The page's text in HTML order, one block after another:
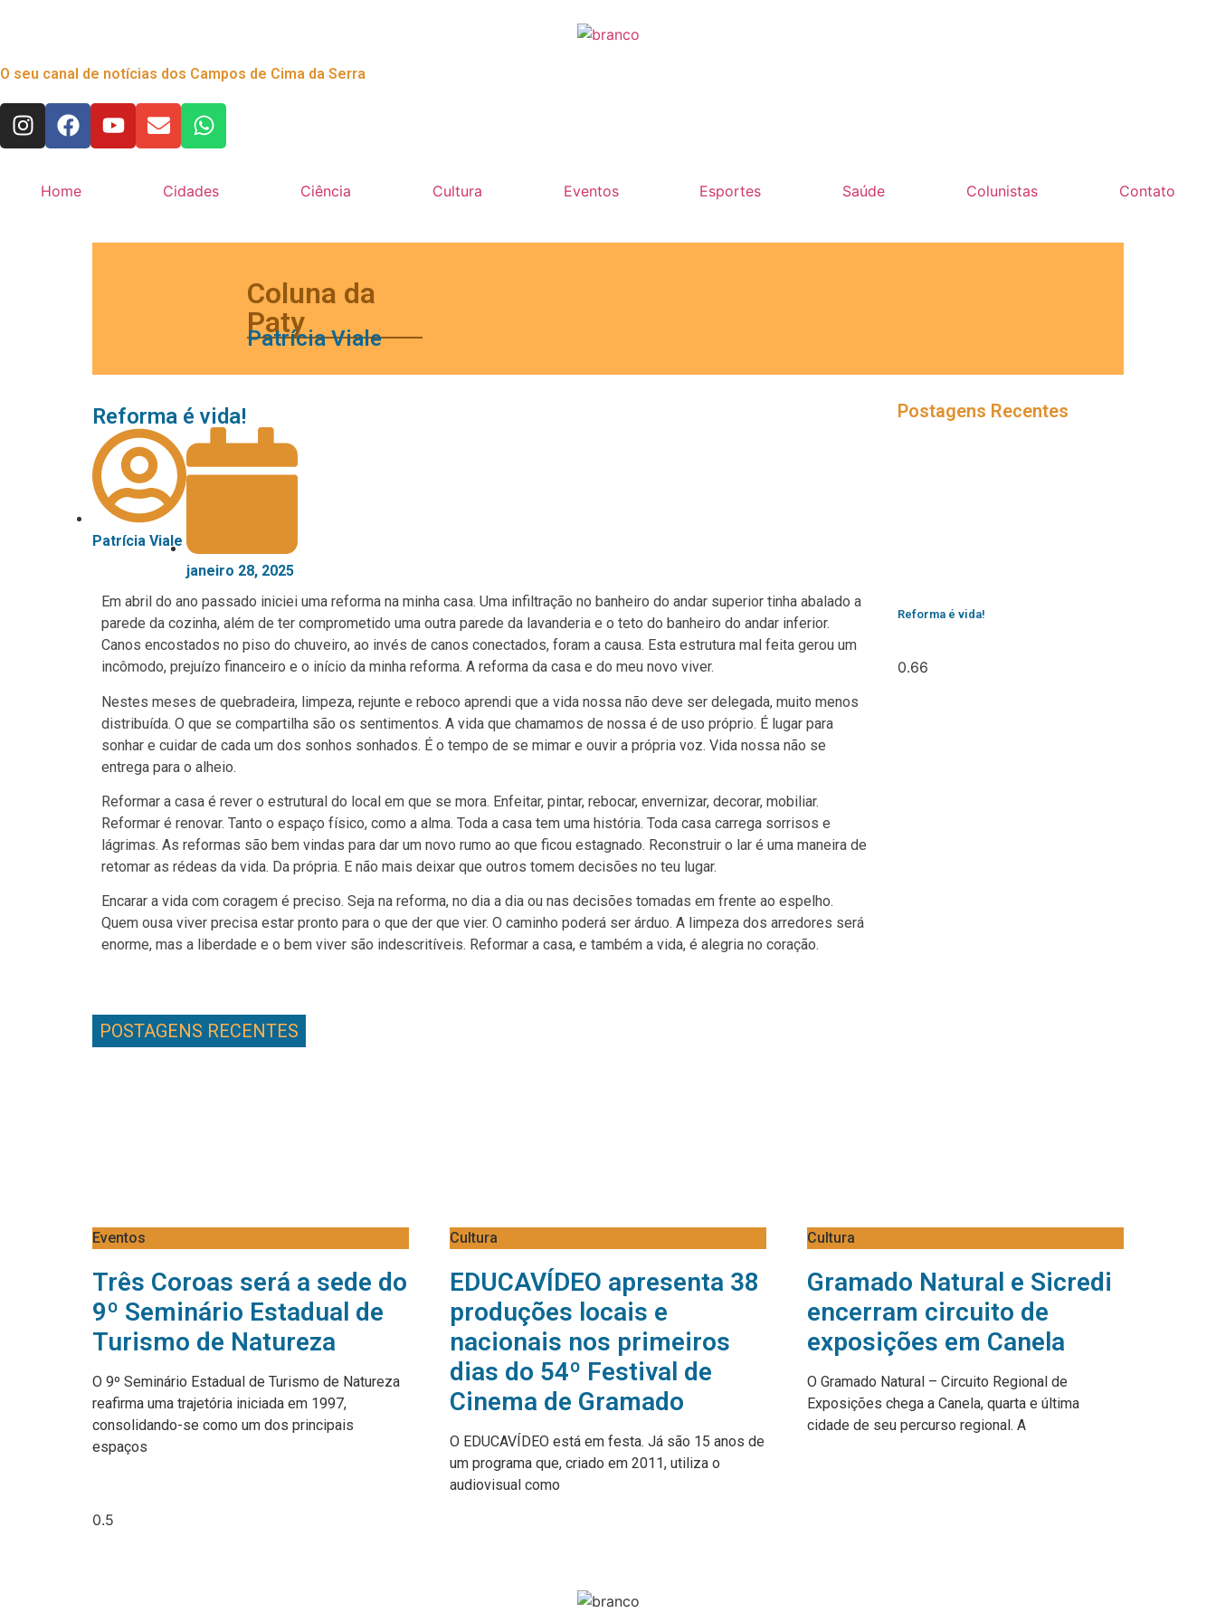
O seu canal de notícias dos Campos de Cima da Serra
Home Cidades Ciência Cultura Eventos Esportes Saúde Colunistas Contato
Coluna da
Paty
Patrícia Viale
Reforma é vida!
Patrícia Viale
janeiro 28, 2025
Em abril do ano passado iniciei uma reforma na minha casa. Uma infiltração no banheiro do andar superior tinha abalado a
parede da cozinha, além de ter comprometido uma outra parede da lavanderia e o teto do banheiro do andar inferior.
Canos encostados no piso do chuveiro, ao invés de canos conectados, foram a causa. Esta estrutura mal feita gerou um
incômodo, prejuízo financeiro e o início da minha reforma. A reforma da casa e do meu novo viver.
Nestes meses de quebradeira, limpeza, rejunte e reboco aprendi que a vida nossa não deve ser delegada, muito menos
distribuída. O que se compartilha são os sentimentos. A vida que chamamos de nossa é de uso próprio. É lugar para
sonhar e cuidar de cada um dos sonhos sonhados. É o tempo de se mimar e ouvir a própria voz. Vida nossa não se
entrega para o alheio.
Reformar a casa é rever o estrutural do local em que se mora. Enfeitar, pintar, rebocar, envernizar, decorar, mobiliar.
Reformar é renovar. Tanto o espaço físico, como a alma. Toda a casa tem uma história. Toda casa carrega sorrisos e
lágrimas. As reformas são bem vindas para dar um novo rumo ao que ficou estagnado. Reconstruir o lar é uma maneira de
retomar as rédeas da vida. Da própria. E não mais deixar que outros tomem decisões no teu lugar.
Encarar a vida com coragem é preciso. Seja na reforma, no dia a dia ou nas decisões tomadas em frente ao espelho.
Quem ousa viver precisa estar pronto para o que der que vier. O caminho poderá ser árduo. A limpeza dos arredores será
enorme, mas a liberdade e o bem viver são indescritíveis. Reformar a casa, e também a vida, é alegria no coração.
Postagens Recentes
Reforma é vida!
POSTAGENS RECENTES
Eventos
Três Coroas será a sede do
9º Seminário Estadual de
Turismo de Natureza
O 9º Seminário Estadual de Turismo de Natureza
reafirma uma trajetória iniciada em 1997,
consolidando-se como um dos principais
espaços
Cultura
EDUCAVÍDEO apresenta 38
produções locais e
nacionais nos primeiros
dias do 54º Festival de
Cinema de Gramado
O EDUCAVÍDEO está em festa. Já são 15 anos de
um programa que, criado em 2011, utiliza o
audiovisual como
Cultura
Gramado Natural e Sicredi
encerram circuito de
exposições em Canela
O Gramado Natural – Circuito Regional de
Exposições chega a Canela, quarta e última
cidade de seu percurso regional. A